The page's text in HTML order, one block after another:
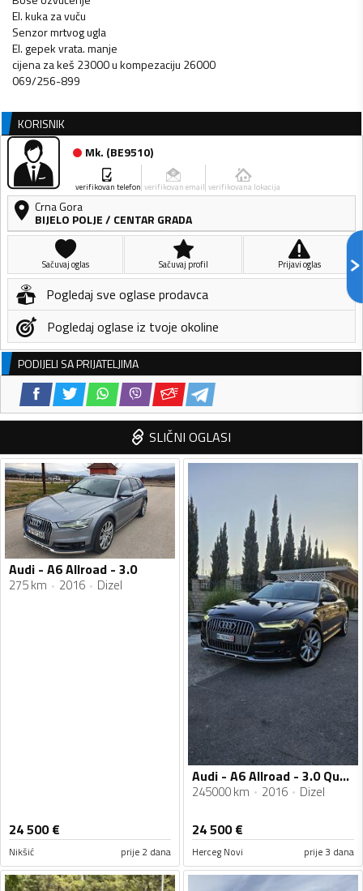
El. kuka za vuču
Senzor mrtvog ugla
El. gepek vrata. manje
cijena za keš 23000 u kompezaciju 26000
069/256-899
KORISNIK
Mk. (BE9510)
verifikovan telefon verifikovan email verifikovana lokacija
Crna Gora
BIJELO POLJE/ CENTAR GRADA
Sačuvaj oglas Sačuvaj profil Prijavi oglas
Pogledaj sve oglase prodavca
Pogledaj oglase iz tvoje okoline
PODIJELI SA PRIJATELJIMA
SLIČNI OGLASI
Audi - A6 Allroad - 3.0
275 km 2016 Dizel
24 500€
Nikšić prije 2 dana
Audi - A6 Allroad - 3.0 Quatro
245000 km 2016 Dizel
24 500€
Herceg Novi prije 3 dana